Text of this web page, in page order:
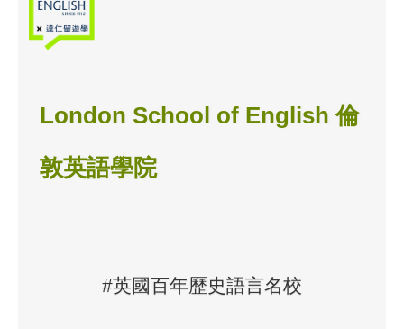
London School of English 倫
敦英語學院
#英國百年歷史語言名校